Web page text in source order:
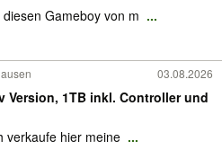
diesen Gameboy von m ...
03.08.2026
Version, 1TB inkl. Controller und
verkaufe hier meine ...